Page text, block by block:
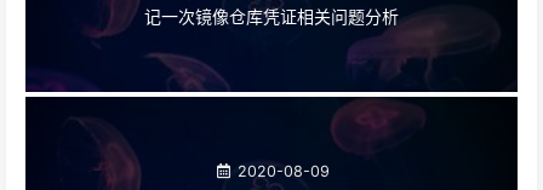
记一次镜像仓库凭证相关问题分析
2020-08-09